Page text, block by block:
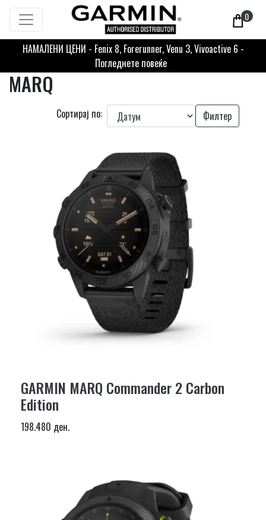
0
НАМАЛЕНИ ЦЕНИ - Fenix 8, Forerunner, Venu 3, Vivoactive 6 -
Погледнете повеќе
MARQ
Сортирај по: Филтер
GARMIN MARQ Commander 2 Carbon
Edition
198.480 ден.